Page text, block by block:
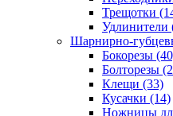
Трещотки
Удлинители
Шарнирно-
Бокорезы
Болторезы
Клещи (33)
Кусачки (14)
Ножницы